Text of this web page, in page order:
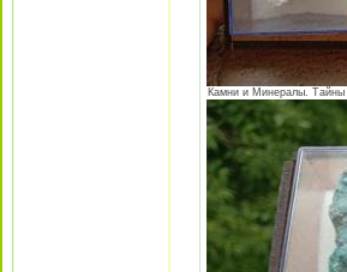
Камни и Минералы. Тайны